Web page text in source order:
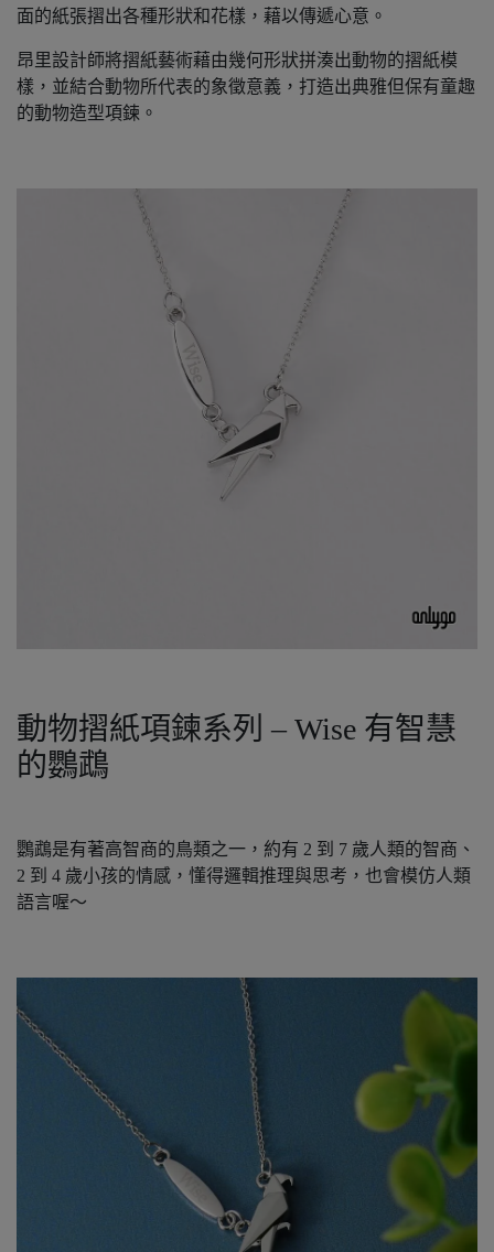
面的紙張摺出各種形狀和花樣，藉以傳遞心意。
昂里設計師將摺紙藝術藉由幾何形狀拼湊出動物的摺紙模
樣，並結合動物所代表的象徵意義，打造出典雅但保有童趣
的動物造型項鍊。
動物摺紙項鍊系列 – Wise 有智慧
的鸚鵡
鸚鵡是有著高智商的鳥類之一，約有 2 到 7 歲人類的智商、
2 到 4 歲小孩的情感，懂得邏輯推理與思考，也會模仿人類
語言喔～